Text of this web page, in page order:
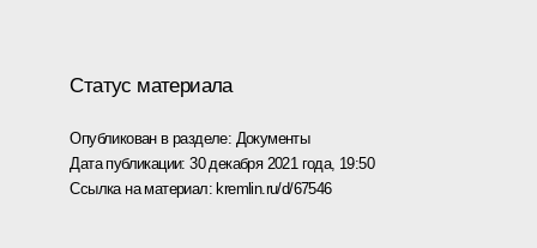
Статус материала
Опубликован в разделе: Документы
Дата публикации:30 декабря 2021 года, 19:50
Ссылка на материал: kremlin.ru/d/67546